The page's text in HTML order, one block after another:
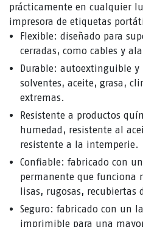
prácticamente en cualquier
impresora de etiquetas
Flexible: diseñado para
cerradas, como cables y
Durable: autoextinguible y
solventes, aceite, grasa,
extremas.
Resistente a productos
humedad, resistente al
resistente a la intemperie.
Confiable: fabricado con
permanente que funciona
lisas, rugosas, recubiertas
Seguro: fabricado con un
imprimible para una